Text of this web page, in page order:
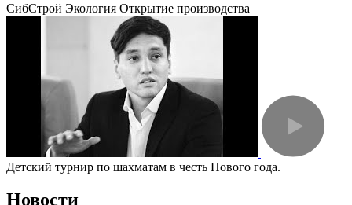
СибСтрой Экология Открытие производства
Детский турнир по шахматам в честь Нового года.
Новости